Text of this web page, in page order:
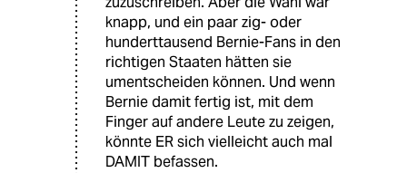
knapp, und ein paar zig- oder
hunderttausend Bernie-Fans in den
richtigen Staaten hätten sie
umentscheiden können. Und wenn
Bernie damit fertig ist, mit dem
Finger auf andere Leute zu zeigen,
könnte ER sich vielleicht auch mal
DAMIT befassen.